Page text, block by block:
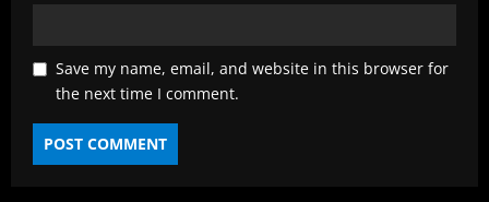
Save my name, email, and website in this browser for
the next time I comment.